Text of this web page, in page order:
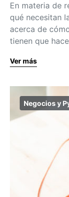
En materia de
qué necesitan
acerca de
tienen que
Ver más
Negocios y